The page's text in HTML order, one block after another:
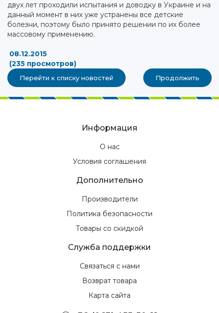
двух лет проходили испытания и доводку в Украине и на
данный момент в них уже устранены все детские
болезни, поэтому было принято решении по их более
массовому применению.
08.12.2015
(235 просмотров)
Перейти к списку новостей Продолжить
Информация
О нас
Условия соглашения
Дополнительно
Производители
Политика безопасности
Товары со скидкой
Служба поддержки
Связаться с нами
Возврат товара
Карта сайта